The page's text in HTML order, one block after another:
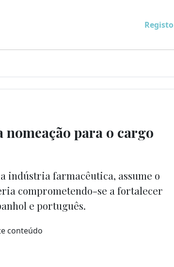
Registo
para o cargo
indústria farmacêutica, assume o
comprometendo-se a fortalecer
e português.
conteúdo